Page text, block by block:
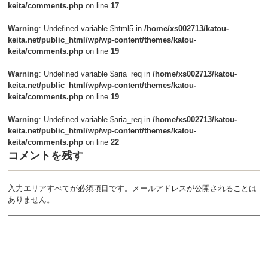
keita/comments.php on line 17
Warning: Undefined variable $html5 in/home/xs002713/katou-
keita.net/public_html/wp/wp-content/themes/katou-
keita/comments.php on line 19
Warning: Undefined variable $aria_req in/home/xs002713/katou-
keita.net/public_html/wp/wp-content/themes/katou-
keita/comments.php on line 19
Warning: Undefined variable $aria_req in/home/xs002713/katou-
keita.net/public_html/wp/wp-content/themes/katou-
keita/comments.php on line22
コメントを残す
入力エリアすべてが必須項目です。メールアドレスが公開されることは
ありません。